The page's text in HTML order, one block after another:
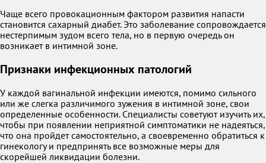
Чаще всего провокационным фактором развития напасти
становится сахарный диабет. Это заболевание сопровождается
нестерпимым зудом всего тела, но в первую очередь он
возникает в интимной зоне.
Признаки инфекционных патологий
У каждой вагинальной инфекции имеются, помимо сильного
или же слегка различимого зужения в интимной зоне, свои
определенные особенности. Специалисты советуют изучить их,
чтобы при появлении неприятной симптоматики не надеяться,
что она пройдет самостоятельно, а своевременно обратиться к
гинекологу и предпринять все возможные меры для
скорейшей ликвидации болезни.